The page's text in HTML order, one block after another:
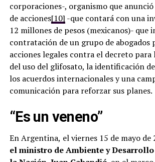
corporaciones-, organismo que
de acciones[10] -que contará con una
12 millones de pesos (mexicanos)- que
contratación de un grupo de abogados
acciones legales contra el decreto
del uso del glifosato, la identificación
los acuerdos internacionales y una
comunicación para reforzar sus planes.
“Es un veneno”
En Argentina, el viernes 15 de mayo de
el ministro de Ambiente y